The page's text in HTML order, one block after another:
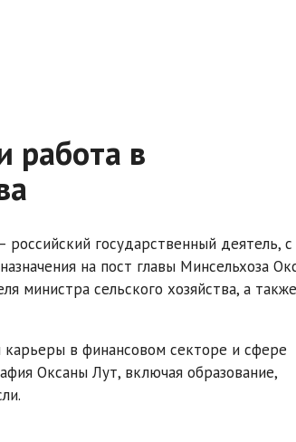
работа в
государственный деятель,
на пост главы Минсельхоза
министра сельского хозяйства, а также
в финансовом секторе и сфере
Оксаны Лут, включая образование,